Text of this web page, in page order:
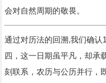
会对自然周期的敬畏。
通过对历法的回溯,我们确
四，这一日期虽平凡，却承
刻联系，农历与公历并行，